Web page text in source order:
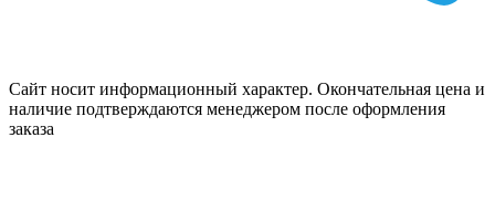
Сайт носит информационный характер. Окончательная цена и
наличие подтверждаются менеджером после оформления
заказа